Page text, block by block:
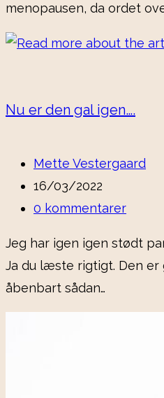
menopausen, da ordet
Nu er den gal igen….
Post
author:
Mette Vestergaard
Post
published:
16/03/2022
Post
0 kommentarer
Jeg har igen igen stødt
Ja du læste rigtigt. Den er
åbenbart sådan…